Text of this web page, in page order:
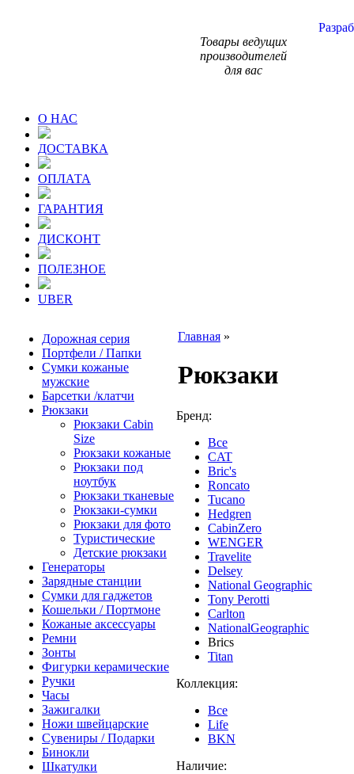
Товары ведущих
производителей
для вас
О НАС
ДОСТАВКА
ОПЛАТА
ГАРАНТИЯ
ДИСКОНТ
ПОЛЕЗНОЕ
UBER
Дорожная серия
Портфели / Папки
Сумки кожаные
мужские
Барсетки /клатчи
Рюкзаки
Рюкзаки Сabin
Size
Рюкзаки кожаные
Рюкзаки под
ноутбук
Рюкзаки тканевые
Рюкзаки-сумки
Рюкзаки для фото
Туристические
Детские рюкзаки
Генераторы
Зарядные станции
Сумки для гаджетов
Кошельки / Портмоне
Кожаные аксессуары
Ремни
Зонты
Фигурки керамические
Ручки
Часы
Зажигалки
Ножи швейцарские
Сувениры / Подарки
Бинокли
Шкатулки
Главная »
Рюкзаки
Бренд:
Все
CAT
Bric's
Roncato
Tucano
Hedgren
CabinZero
WENGER
Travelite
Delsey
National Geographic
Tony Perotti
Carlton
NationalGeographic
Brics
Titan
Коллекция:
Все
Life
BKN
Наличие: